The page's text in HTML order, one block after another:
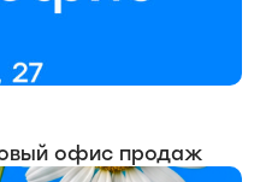
офис продаж